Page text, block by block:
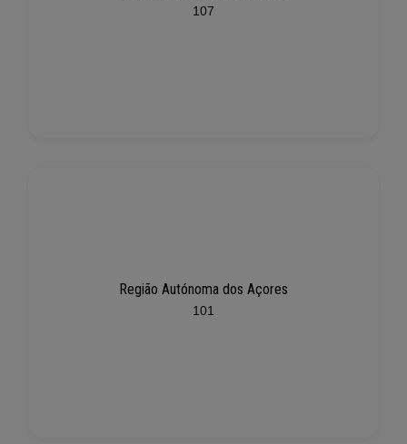
107
Região Autónoma dos Açores
101